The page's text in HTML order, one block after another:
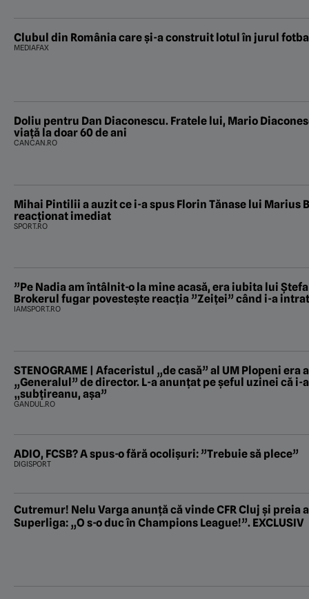
Clubul din România care și-a construit lotul în jurul
MEDIAFAX
Doliu pentru Dan Diaconescu. Fratele lui, Mario
viață la doar 60 de ani
CANCAN.RO
Mihai Pintilii a auzit ce i-a spus Florin Tănase lui Marius
reacționat imediat
SPORT.RO
”Pe Nadia am întâlnit-o la mine acasă, era iubita lui
Brokerul fugar povestește reacția ”Zeiței” când i-a
IAMSPORT.RO
STENOGRAME | Afaceristul „de casă” al UM Plopeni era
„Generalul” de director. L-a anunțat pe șeful uzinei că i-
„subțireanu, așa”
GANDUL.RO
ADIO, FCSB? A spus-o fără ocolișuri: ”Trebuie să plece”
DIGISPORT
Cutremur! Nelu Varga anunță că vinde CFR Cluj și preia
Superliga: „O s-o duc în Champions League!”. EXCLUSIV